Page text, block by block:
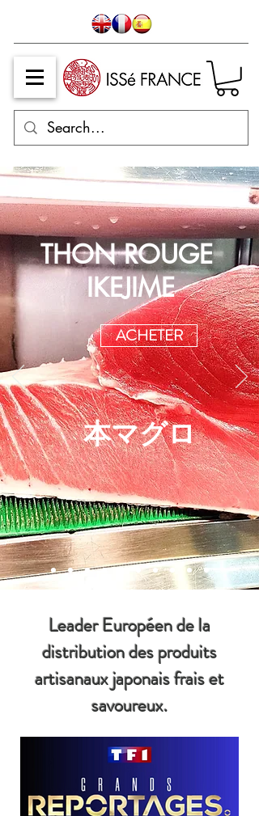
THON ROUGE
IKEJIME
ACHETER
本マグロ
Leader Européen de la
distribution des produits
artisanaux japonais frais et
savoureux.